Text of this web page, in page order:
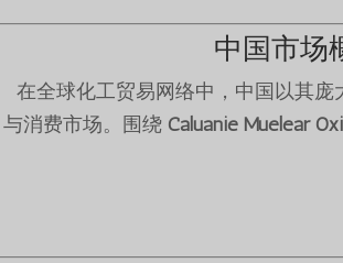
中国市场
在全球化工贸易网络中，中国以其
与消费市场。围绕 Caluanie Muelear